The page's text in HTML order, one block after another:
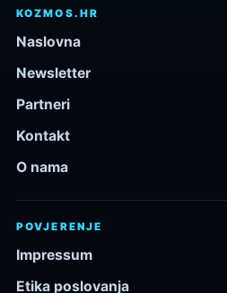
KOZMOS.HR
Naslovna
Newsletter
Partneri
Kontakt
O nama
POVJERENJE
Impressum
Etika poslovanja